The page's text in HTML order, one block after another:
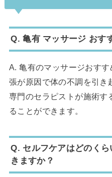
Q. 亀有 マッサージ おす
A. 亀有のマッサージおす
張が原因で体の不調を引き
専門のセラピストが施術す
ることができます。
Q. セルフケアはどのく
きますか？